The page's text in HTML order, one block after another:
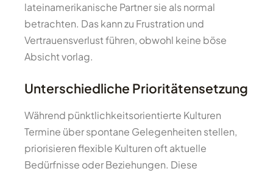
lateinamerikanische Partner sie als normal
betrachten. Das kann zu Frustration und
Vertrauensverlust führen, obwohl keine böse
Absicht vorlag.
Unterschiedliche Prioritätensetzung
Während pünktlichkeitsorientierte Kulturen
Termine über spontane Gelegenheiten stellen,
priorisieren flexible Kulturen oft aktuelle
Bedürfnisse oder Beziehungen. Diese